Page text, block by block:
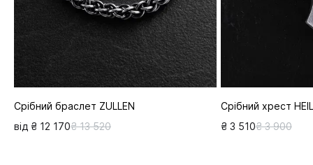
Срібний браслет ZULLEN
від ₴ 12 170₴ 13 520
Срібний хрест
₴ 3 510₴ 3 900